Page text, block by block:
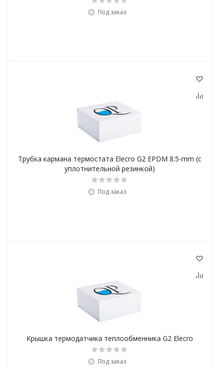
Под заказ
Трубка кармана термостата Elecro G2 EPDM 8.5-mm (с
уплотнительной резинкой)
Под заказ
Крышка термодатчика теплообменника G2 Elecro
Под заказ